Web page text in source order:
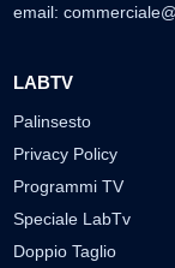
email:
LABTV
Palinsesto
Privacy Policy
Programmi TV
Speciale LabTv
Doppio Taglio